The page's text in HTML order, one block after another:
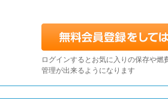
ログインするとお気に入りの保存や燃
管理が出来るようになります